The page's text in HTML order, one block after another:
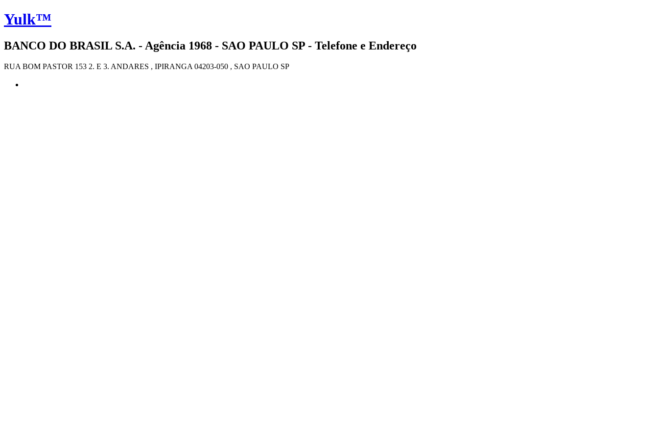
Yulk™
BANCO DO BRASIL S.A. - Agência 1968 - SAO PAULO SP - Telefone e Endereço
RUA BOM PASTOR 153 2. E 3. ANDARES , IPIRANGA 04203-050 , SAO PAULO SP